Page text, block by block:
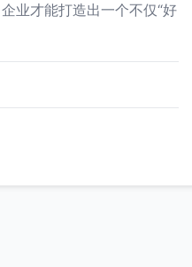
业才能打造出一个不仅“好